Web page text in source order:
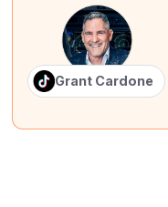
Grant Cardone